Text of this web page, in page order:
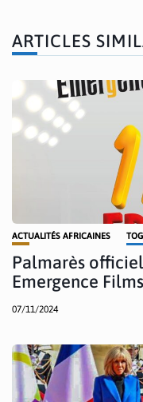
ARTICLES
ACTUALITÉS AFRICAINES
Palmarès
Emergence
07/11/2024